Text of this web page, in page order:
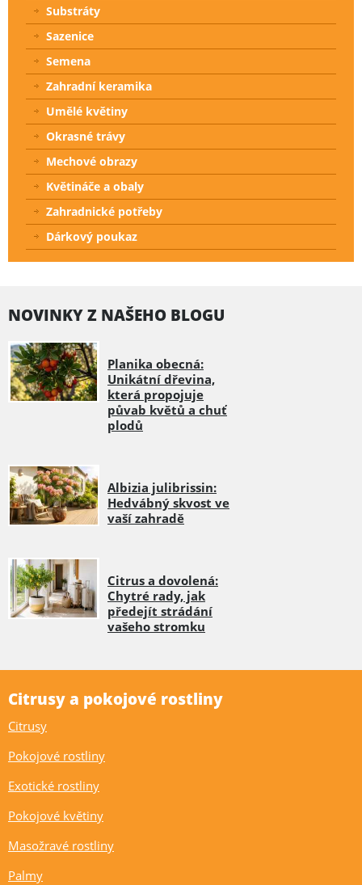
Substráty
Sazenice
Semena
Zahradní keramika
Umělé květiny
Okrasné trávy
Mechové obrazy
Květináče a obaly
Zahradnické potřeby
Dárkový poukaz
NOVINKY Z NAŠEHO BLOGU
Planika obecná:
Unikátní dřevina,
která propojuje
půvab květů a chuť
plodů
Albizia julibrissin:
Hedvábný skvost ve
vaší zahradě
Citrus a dovolená:
Chytré rady, jak
předejít strádání
vašeho stromku
Citrusy a pokojové rostliny
Citrusy
Pokojové rostliny
Exotické rostliny
Pokojové květiny
Masožravé rostliny
Palmy